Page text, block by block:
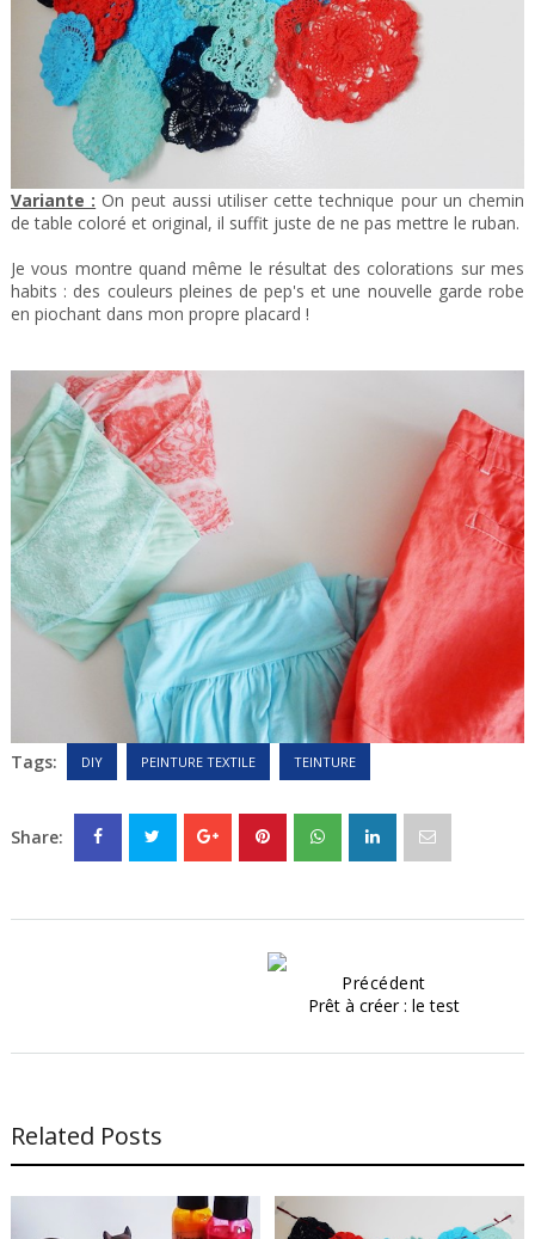
Variante : On peut aussi utiliser cette technique pour un chemin
de table coloré et original, il suffit juste de ne pas mettre le ruban.
Je vous montre quand même le résultat des colorations sur mes
habits : des couleurs pleines de pep's et une nouvelle garde robe
en piochant dans mon propre placard !
Tags: DIY PEINTURE TEXTILE TEINTURE
Share:
Précédent
Prêt à créer : le test
Related Posts